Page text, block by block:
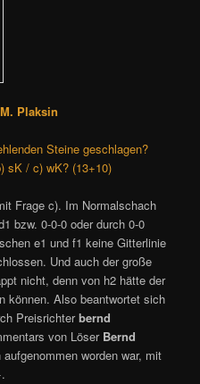
Plaksin
Steine geschlagen?
sK / c) wK? (13+10)
Frage c). Im Normalschach
bzw. 0-0-0 oder durch 0-0
e1 und f1 keine Gitterlinie
Und auch der große
nicht, denn von h2 hätte der
können. Also beantwortet sich
Preisrichterbernd
von Löser Bernd
worden war, mit